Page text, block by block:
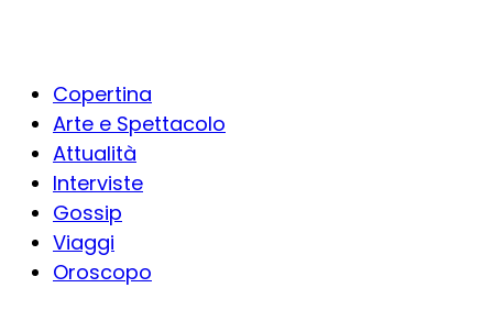
Copertina
Arte e Spettacolo
Attualità
Interviste
Gossip
Viaggi
Oroscopo